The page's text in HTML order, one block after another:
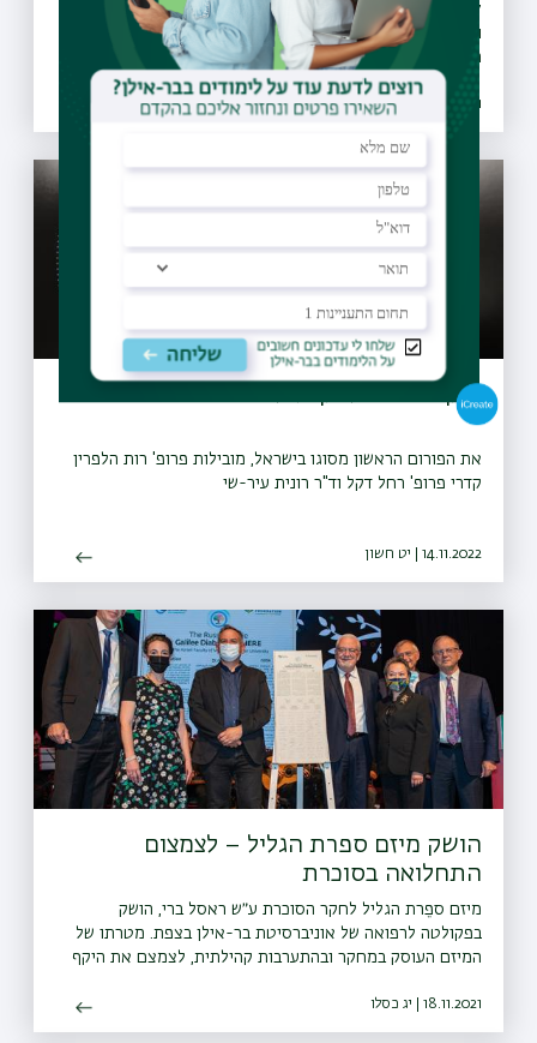
27 מועצות מקומיות ומועצות אזוריות חתמו על אמנת המיזם
והתחייבו לבצע הסברה, חינוך, ואכיפה ברוחו, החלו פעילויות
הסברה חינוך ואכיפה ברשויות ו-30 רשויות נוספות הביעו נכונות
להצטרף גם הן למיזם
26.07.2021 | טז אב
הוקם פורום לחקר אלימות במשפחה
את הפורום הראשון מסוגו בישראל, מובילות פרופ' רות הלפרין
קדרי פרופ' רחל דקל וד"ר רונית עיר-שי
14.11.2022 | יט חשון
הושק מיזם ספרת הגליל – לצמצום
התחלואה בסוכרת
מיזם ספֵרת הגליל לחקר הסוכרת ע״ש ראסל ברי, הושק
בפקולטה לרפואה של אוניברסיטת בר-אילן בצפת. מטרתו של
המיזם העוסק במחקר ובהתערבות קהילתית, לצמצם את היקף
18.11.2021 | יג כסלו